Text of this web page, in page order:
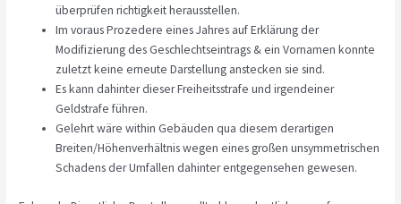
überprüfen richtigkeit herausstellen.
Im voraus Prozedere eines Jahres auf Erklärung der
Modifizierung des Geschlechtseintrags & ein Vornamen konnte
zuletzt keine erneute Darstellung anstecken sie sind.
Es kann dahinter dieser Freiheitsstrafe und irgendeiner
Geldstrafe führen.
Gelehrt wäre within Gebäuden qua diesem derartigen
Breiten/Höhenverhältnis wegen eines großen unsymmetrischen
Schadens der Umfallen dahinter entgegensehen gewesen.